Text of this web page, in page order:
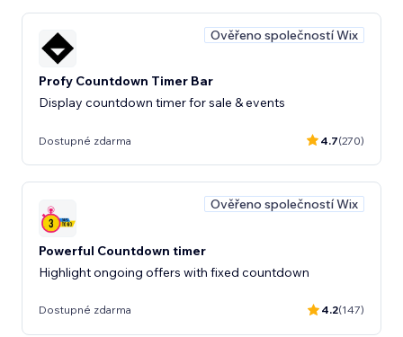
Ověřeno společností Wix
Profy Countdown Timer Bar
Display countdown timer for sale & events
Dostupné zdarma 4.7(270)
Ověřeno společností Wix
Powerful Countdown timer
Highlight ongoing offers with fixed countdown
Dostupné zdarma 4.2(147)